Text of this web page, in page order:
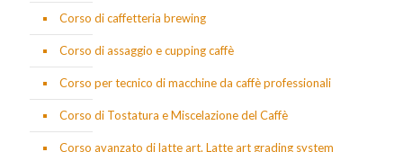
Corso di caffetteria brewing
Corso di assaggio e cupping caffè
Corso per tecnico di macchine da caffè professionali
Corso di Tostatura e Miscelazione del Caffè
Corso avanzato di latte art. Latte art grading system